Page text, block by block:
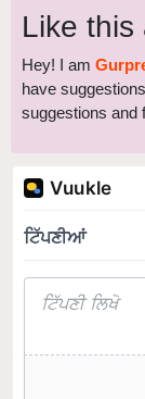
Like this
Hey! I am
have
suggestions and